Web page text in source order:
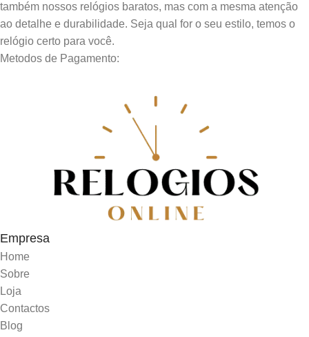
também nossos relógios baratos, mas com a mesma atenção
ao detalhe e durabilidade. Seja qual for o seu estilo, temos o
relógio certo para você.
Metodos de Pagamento:
Empresa
Home
Sobre
Loja
Contactos
Blog